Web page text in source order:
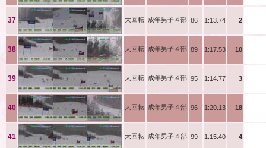
37 大回転 成年男子４部 86 1:13.74 2
38 大回転 成年男子４部 89 1:17.53 10
39 大回転 成年男子４部 95 1:14.77 3
40 大回転 成年男子４部 96 1:20.13 18
41 大回転 成年男子４部 99 1:15.40 4